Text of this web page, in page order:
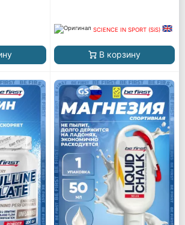
SCIENCE IN SPORT (SiS)
В корзину